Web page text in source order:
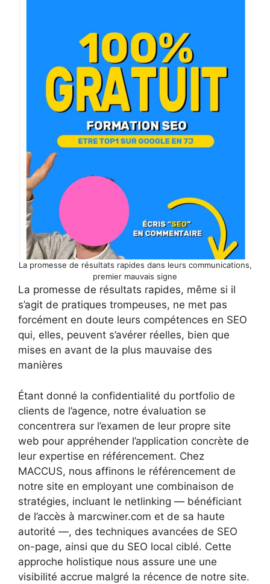
La promesse de résultats rapides dans leurs communications,
premier mauvais signe
La promesse de résultats rapides, même si il
s’agit de pratiques trompeuses, ne met pas
forcément en doute leurs compétences en SEO
qui, elles, peuvent s’avérer réelles, bien que
mises en avant de la plus mauvaise des
manières
Étant donné la confidentialité du portfolio de
clients de l’agence, notre évaluation se
concentrera sur l’examen de leur propre site
web pour appréhender l’application concrète de
leur expertise en référencement. Chez
MACCUS, nous affinons le référencement de
notre site en employant une combinaison de
stratégies, incluant le netlinking — bénéficiant
de l’accès à marcwiner.com et de sa haute
autorité —, des techniques avancées de SEO
on-page, ainsi que du SEO local ciblé. Cette
approche holistique nous assure une une
visibilité accrue malgré la récence de notre site.